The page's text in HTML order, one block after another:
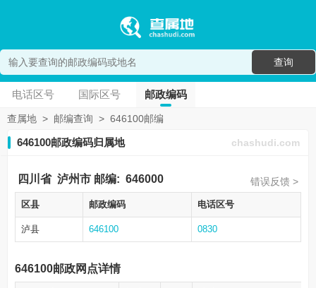
查询
电话区号 国际区号 邮政编码
查属地 > 邮编查询 > 646100邮编
646100邮政编码归属地 chashudi.com
四川省 泸州市 邮编: 646000 错误反馈 >
区县 邮政编码 电话区号
泸县 646100 0830
646100邮政网点详情